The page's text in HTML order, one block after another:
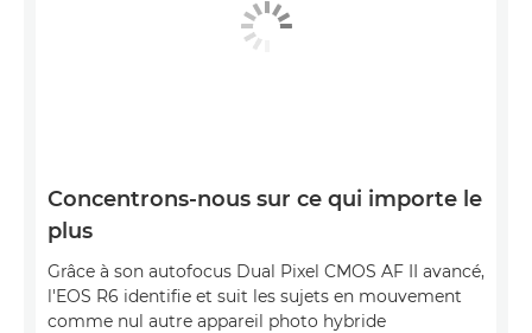
Concentrons-nous sur ce qui importe le
plus
Grâce à son autofocus Dual Pixel CMOS AF II avancé,
l'EOS R6 identifie et suit les sujets en mouvement
comme nul autre appareil photo hybride